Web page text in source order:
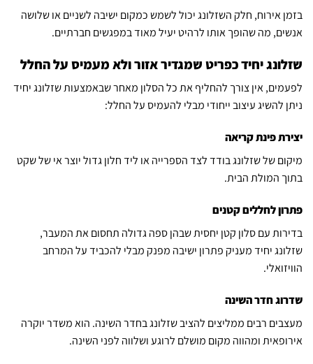
בזמן אירוח, חלק השזלונג יכול לשמש כמקום ישיבה לשניים או שלושה
אנשים, מה שהופך אותו לרהיט יעיל מאוד במפגשים חברתיים.
שזלונג יחיד כפריט שמגדיר אזור ולא מעמיס על החלל
לפעמים, אין צורך להחליף את כל הסלון מאחר שבאמצעות שזלונג יחיד
ניתן להשיג עיצוב ייחודי מבלי להעמיס על החלל:
יצירת פינת קריאה
מיקום של שזלונג בודד לצד הספרייה או ליד חלון גדול יוצר אי של שקט
בתוך המולת הבית.
פתרון לחללים קטנים
בדירות עם סלון קטן יחסית שבהן ספה גדולה תחסום את המעבר,
שזלונג יחיד מעניק פתרון ישיבה מפנק מבלי להכביד על המרחב
הוויזואלי.
שדרוג חדר השינה
מעצבים רבים ממליצים להציב שזלונג בחדר השינה. הוא משדר יוקרה
אירופאית ומהווה מקום מושלם לרוגע ושלווה לפני השינה.